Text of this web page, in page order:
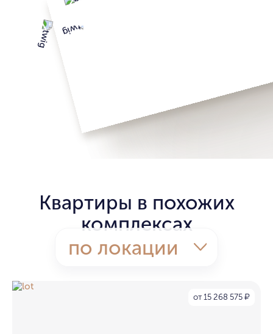
Квартиры в похожих
комплексах
по локации
от 15 268 575 ₽